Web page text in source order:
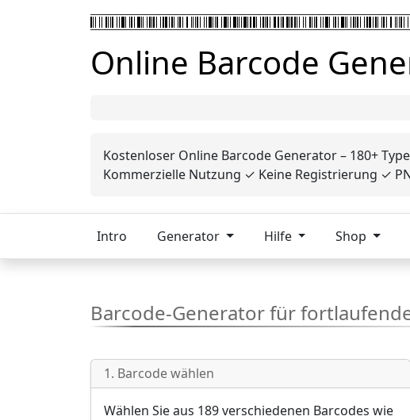
Online Barcode
Kostenloser Online Barcode Generator – 180+
Kommerzielle Nutzung ✓ Keine Registrierung ✓
Intro Generator Hilfe Shop
Barcode-Generator für
1. Barcode wählen
Wählen Sie aus 189 verschiedenen Barcodes wie